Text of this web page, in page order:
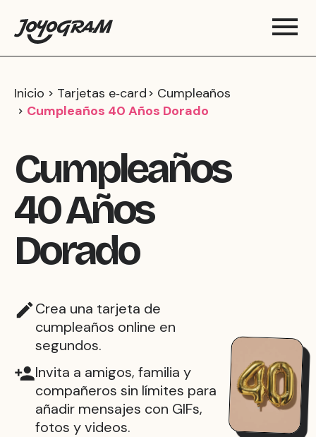
Inicio Tarjetas e‑card
Cumpleaños
Cumpleaños 40 Años Dorado
Cumpleaños
40 Años
Dorado
Crea una tarjeta de
cumpleaños online en
segundos.
Invita a amigos, familia y
compañeros sin límites para
añadir mensajes con GIFs,
fotos y videos.